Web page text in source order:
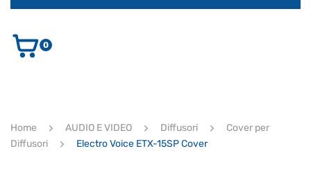
AUDIO E VIDEO
ULTIMI ARRIVI
0
Home AUDIO E VIDEO Diffusori
Cover per
Diffusori
Electro Voice ETX-15SP Cover